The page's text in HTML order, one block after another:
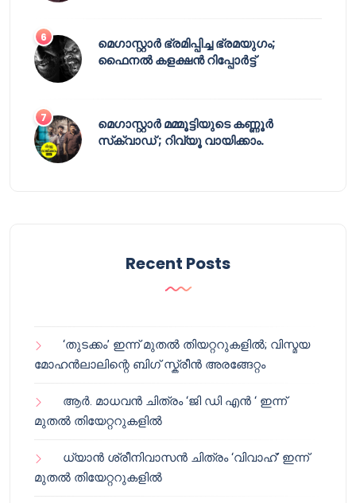
മെഗാസ്റ്റാർ ഭ്രമിപ്പിച്ച ഭ്രമയുഗം;
ഫൈനൽ കളക്ഷൻ റിപ്പോർട്ട്
മെഗാസ്റ്റാർ മമ്മൂട്ടിയുടെ കണ്ണൂർ
സ്‌ക്വാഡ് ; റിവ്യൂ വായിക്കാം.
Recent Posts
‘തുടക്കം’ ഇന്ന് മുതൽ തിയറ്ററുകളിൽ; വിസ്മയ
മോഹൻലാലിന്റെ ബിഗ് സ്ക്രീൻ അരങ്ങേറ്റം
ആർ. മാധവൻ ചിത്രം ‘ജി ഡി എൻ ‘ ഇന്ന്
മുതൽ തിയേറ്ററുകളിൽ
ധ്യാൻ ശ്രീനിവാസൻ ചിത്രം ‘വിവാഹ്’ ഇന്ന്
മുതൽ തിയേറ്ററുകളിൽ